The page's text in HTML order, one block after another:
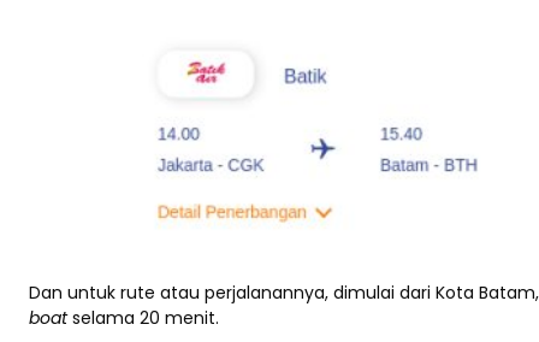
Dan untuk rute atau perjalanannya, dimulai dari Kota
boatselama 20 menit.